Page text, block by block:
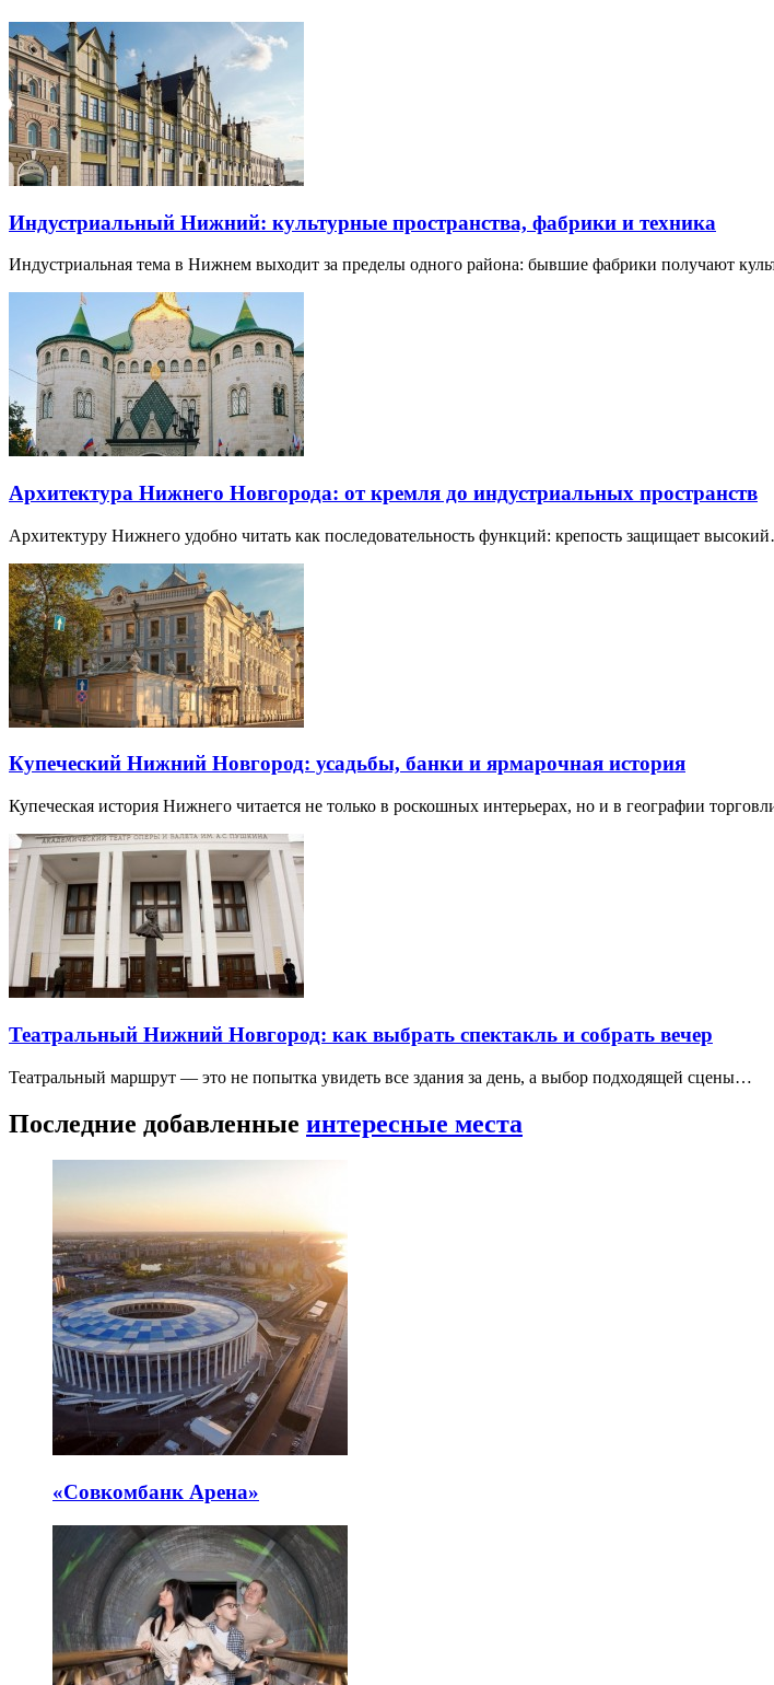
Индустриальный Нижний: культурные пространства, фабрики и техника
Индустриальная тема в Нижнем выходит за пределы одного района: бывшие фабрики получают
Архитектура Нижнего Новгорода: от кремля до индустриальных пространств
Архитектуру Нижнего удобно читать как последовательность функций: крепость защищает
Купеческий Нижний Новгород: усадьбы, банки и ярмарочная история
Купеческая история Нижнего читается не только в роскошных интерьерах, но и в географии
Театральный Нижний Новгород: как выбрать спектакль и собрать вечер
Театральный маршрут — это не попытка увидеть все здания за день, а выбор подходящей сцены…
Последние добавленные интересные места
«Совкомбанк Арена⁠»